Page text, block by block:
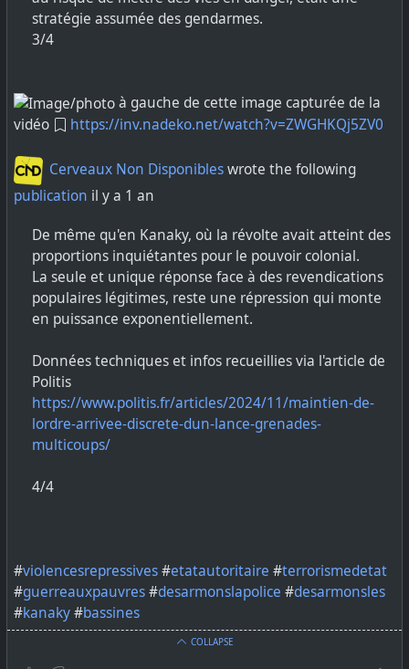
stratégie assumée des gendarmes.
3/4
à gauche de cette image capturée de la
vidéo
https://inv.nadeko.net/watch?v=ZWGHKQj5ZV0
Cerveaux Non Disponibleswrote the following
publication il y a 1 an
De même qu'en Kanaky, où la révolte avait atteint des
proportions inquiétantes pour le pouvoir colonial.
La seule et unique réponse face à des revendications
populaires légitimes, reste une répression qui monte
en puissance exponentiellement.
Données techniques et infos recueillies via l'article de
Politis
https://www.politis.fr/articles/2024/11/maintien-de-
lordre-arrivee-discrete-dun-lance-grenades-
multicoups/
4/4
#violencesrepressives#etatautoritaire #terrorismedetat
#guerreauxpauvres#desarmonslapolice #desarmonsles
#kanaky#bassines
COLLAPSE